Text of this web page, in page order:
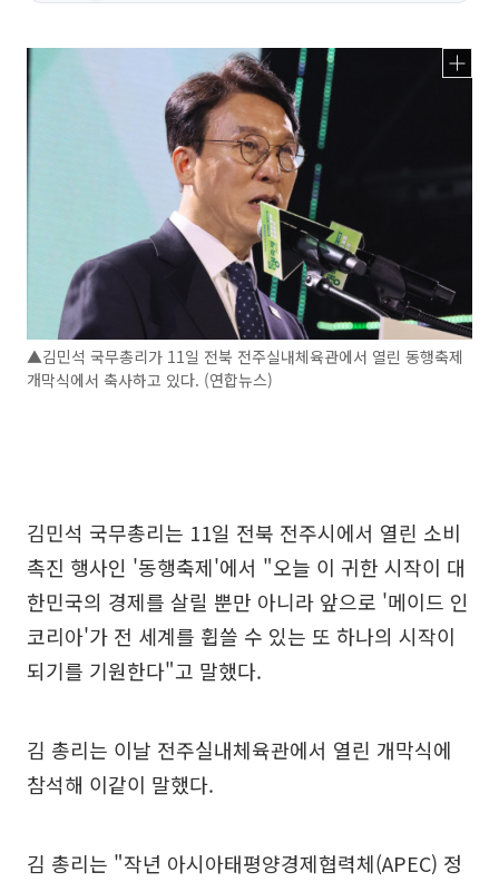
▲김민석 국무총리가 11일 전북 전주실내체육관에서 열린 동행축제
개막식에서 축사하고 있다. (연합뉴스)
김민석 국무총리는 11일 전북 전주시에서 열린 소비
촉진 행사인 '동행축제'에서 "오늘 이 귀한 시작이 대
한민국의 경제를 살릴 뿐만 아니라 앞으로 '메이드 인
코리아'가 전 세계를 휩쓸 수 있는 또 하나의 시작이
되기를 기원한다"고 말했다.
김 총리는 이날 전주실내체육관에서 열린 개막식에
참석해 이같이 말했다.
김 총리는 "작년 아시아태평양경제협력체(APEC) 정